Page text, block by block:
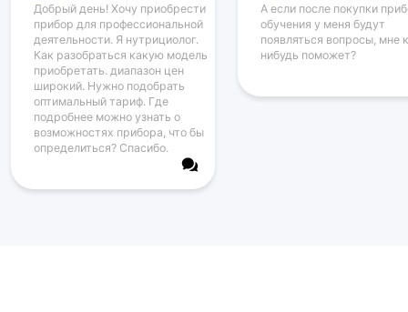
Добрый день! Хочу приобрести
прибор для профессиональной
деятельности. Я нутрициолог.
Как разобраться какую модель
приобретать. диапазон цен
широкий. Нужно подобрать
оптимальный тариф. Где
подробнее можно узнать о
возможностях прибора, что бы
определиться? Спасибо.
А если после покупки
обучения у меня будут
появляться вопросы, мне
нибудь поможет?